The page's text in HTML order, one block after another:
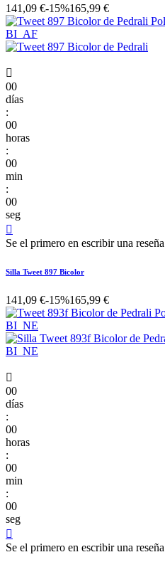
141,09 €-15%165,99 €

00
días
:
00
horas
:
00
min
:
00
seg

Se el primero en escribir una reseña
Silla Tweet 897 Bicolor
141,09 €-15%165,99 €

00
días
:
00
horas
:
00
min
:
00
seg

Se el primero en escribir una reseña